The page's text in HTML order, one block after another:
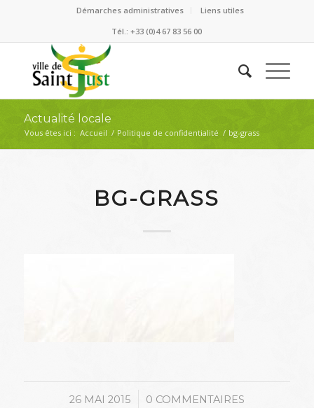
Démarches administratives
Liens utiles
Tél.: +33 (0)4 67 83 56 00
Actualité locale
Vous êtes ici : Accueil / Politique de confidentialité / bg-grass
BG-GRASS
26 MAI 2015
/ 0 COMMENTAIRES